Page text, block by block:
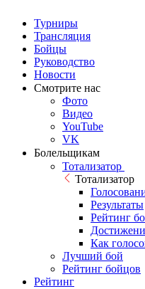
Турниры
Трансляция
Бойцы
Руководство
Новости
Смотрите нас
Фото
Видео
YouTube
VK
Болельщикам
Тотализатор
Тотализатор
Результаты
Рейтинг
Как
Лучший бой
Рейтинг бойцов
Рейтинг